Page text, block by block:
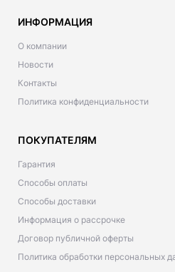
ИНФОРМАЦИЯ
О компании
Новости
Контакты
Политика конфиденциальности
ПОКУПАТЕЛЯМ
Гарантия
Способы оплаты
Способы доставки
Информация о рассрочке
Договор публичной оферты
Политика обработки персональных